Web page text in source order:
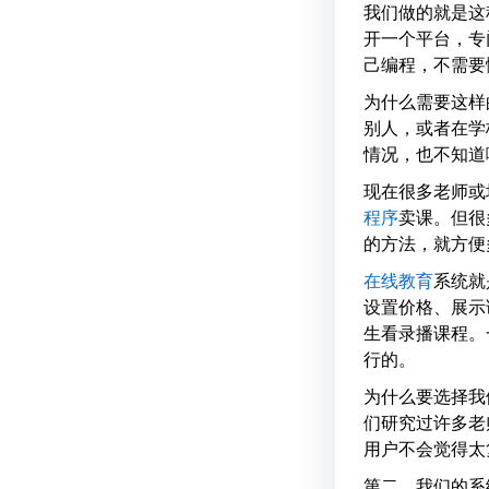
我们做的就是
开一个平台，
己编程，不需
为什么需要这
别人，或者在
情况，也不知
现在很多老师
程序卖课。但
的方法，就方
在线教育系统
设置价格、展
生看录播课程
行的。
为什么要选择
们研究过许多
用户不会觉得